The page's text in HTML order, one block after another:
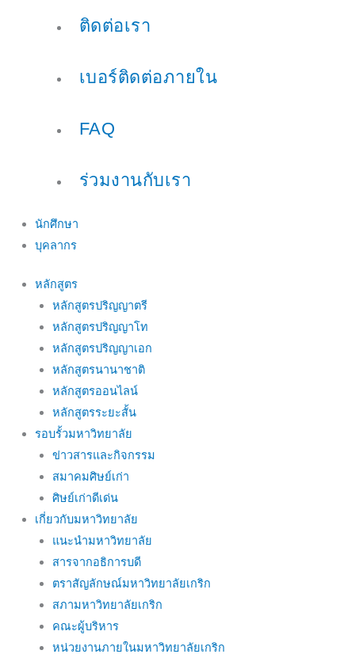
ติดต่อเรา
เบอร์ติดต่อภายใน
FAQ
ร่วมงานกับเรา
นักศึกษา
บุคลากร
หลักสูตร
หลักสูตรปริญญาตรี
หลักสูตรปริญญาโท
หลักสูตรปริญญาเอก
หลักสูตรนานาชาติ
หลักสูตรออนไลน์
หลักสูตรระยะสั้น
รอบรั้วมหาวิทยาลัย
ข่าวสารและกิจกรรม
สมาคมศิษย์เก่า
ศิษย์เก่าดีเด่น
เกี่ยวกับมหาวิทยาลัย
แนะนำมหาวิทยาลัย
สารจากอธิการบดี
ตราสัญลักษณ์มหาวิทยาลัยเกริก
สภามหาวิทยาลัยเกริก
คณะผู้บริหาร
หน่วยงานภายในมหาวิทยาลัยเกริก